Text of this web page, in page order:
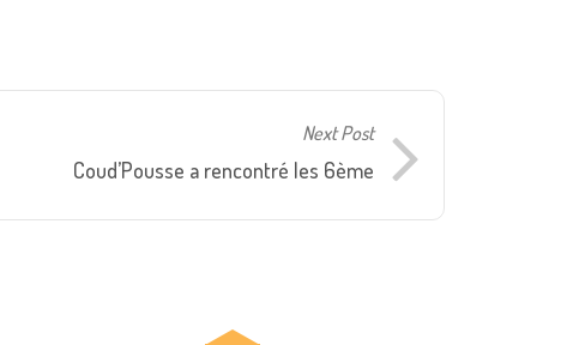
Next Post
Coud’Pousse a rencontré les 6ème